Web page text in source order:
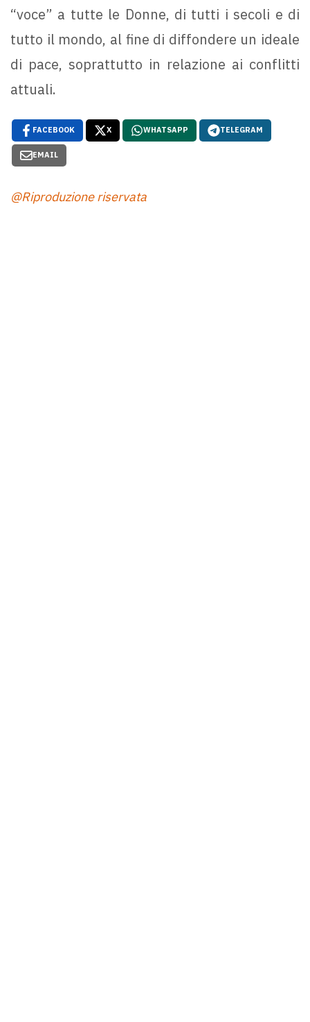
“voce” a tutte le Donne, di tutti i secoli e di
tutto il mondo, al fine di diffondere un ideale
di pace, soprattutto in relazione ai conflitti
attuali.
FACEBOOK X WHATSAPP TELEGRAM
EMAIL
@Riproduzione riservata